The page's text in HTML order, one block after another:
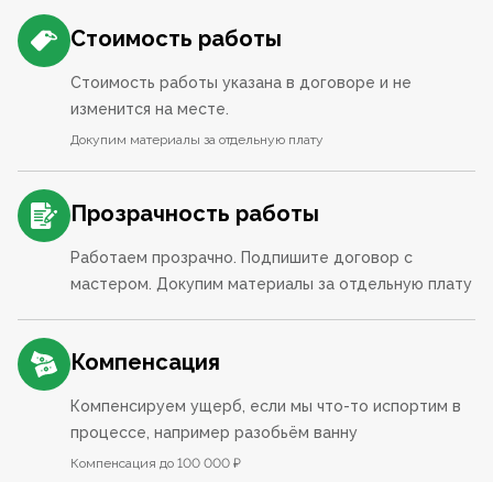
Стоимость работы
Стоимость работы указана в договоре и не
изменится на месте.
Докупим материалы за отдельную плату
Прозрачность работы
Работаем прозрачно. Подпишите договор с
мастером. Докупим материалы за отдельную плату
Компенсация
Компенсируем ущерб, если мы что-то испортим в
процессе, например разобьём ванну
Компенсация до 100 000 ₽